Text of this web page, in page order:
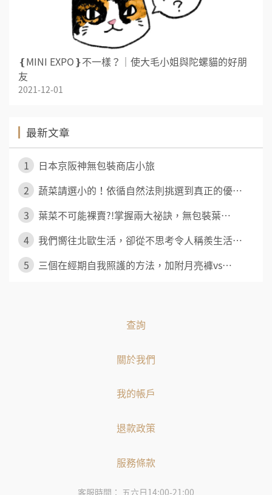
❴MINI EXPO❵不一樣？｜使大毛小姐與陀螺貓的好朋
友
2021-12-01
最新文章
1
日本京阪神無包裝商店小旅
2
蔬菜請選小的！依循自然法則挑選到真正的優⋯
3
葉菜不可能裸賣?!掌握兩大祕訣，無包裝葉⋯
4
我們嚮往北歐生活，卻從不思考令人稱羨生活⋯
5
三個在經期自我照護的方法，加附月亮褲vs⋯
查詢
關於我們
我的帳戶
退款政策
服務條款
客服時間： 五六日14:00-21:00